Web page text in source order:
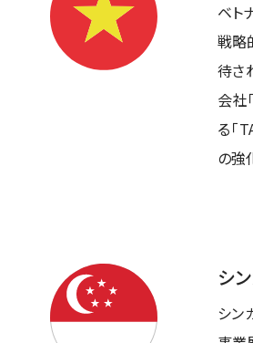
ベト
戦略
待さ
会社
る「
の強
シ
シン